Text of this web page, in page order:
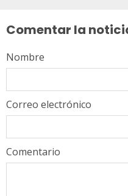
Comentar la
Comentario
Nombre
Correo electrónico